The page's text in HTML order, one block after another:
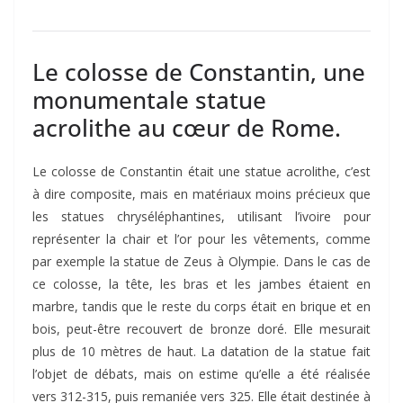
Le colosse de Constantin, une
monumentale statue
acrolithe au cœur de Rome.
Le colosse de Constantin était une statue acrolithe, c’est
à dire composite, mais en matériaux moins précieux que
les statues chryséléphantines, utilisant l’ivoire pour
représenter la chair et l’or pour les vêtements, comme
par exemple la statue de Zeus à Olympie. Dans le cas de
ce colosse, la tête, les bras et les jambes étaient en
marbre, tandis que le reste du corps était en brique et en
bois, peut-être recouvert de bronze doré. Elle mesurait
plus de 10 mètres de haut. La datation de la statue fait
l’objet de débats, mais on estime qu’elle a été réalisée
vers 312-315, puis remaniée vers 325. Elle était destinée à